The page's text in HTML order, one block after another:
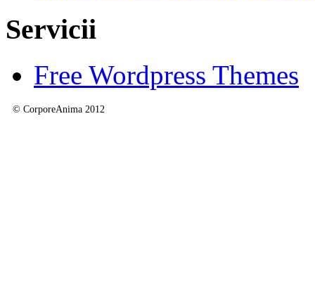
Servicii
Free Wordpress Themes
© CorporeAnima 2012